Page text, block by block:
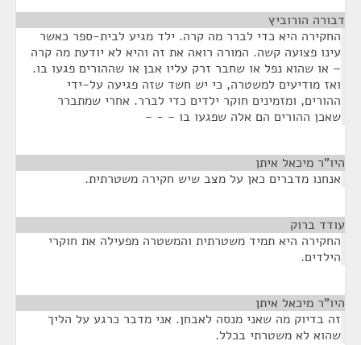
דבורה הורוביץ
החקירה היא כדי לברר מה קרה. ילד מגיע לבית-ספר כאשר
עינו פצועה קשה. המורה רואה את זה והיא לא יודעת מה קרה
– או שהוא נפל או שחבר זרק עליו אבן או שההורים פגעו בו.
ואז מודיעים למשטרה, כי יש חשד שזה פגיעה על-ידי
ההורים, ומזמינים חוקר ילדים כדי לברר. אחרי שמתברר
שאכן ההורים הם אלה שפגעו בו - - -
היו"ר מיכאל איתן
אנחנו מדברים כאן על מצב שיש חקירה משטרתית.
עודד ברוק
החקירה היא תמיד משטרתית והמשטרה מפעילה את חוקרי
הילדים.
היו"ר מיכאל איתן
זה בדיוק מה שאני מנסה לאבחן. אני מדבר כרגע על הליך
שהוא לא משטרתי בכלל.